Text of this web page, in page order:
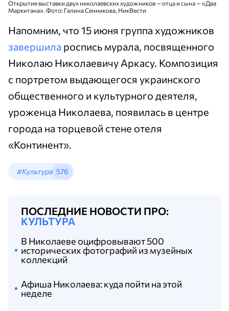
Открытие выставки двух николаевских художников — отца и сына — «Два
Маркитана». Фото: Галина Сенникова, НикВести
Напомним, что 15 июня группа художников
завершила роспись мурала, посвященного
Николаю Николаевичу Аркасу. Композиция
с портретом выдающегося украинского
общественного и культурного деятеля,
уроженца Николаева, появилась в центре
города на торцевой стене отеля
«Континент».
#Культура 576
ПОСЛЕДНИЕ НОВОСТИ ПРО:
КУЛЬТУРА
Афиша Николаева: куда пойти на этой
неделе
В Николаеве оцифровывают 500
исторических фотографий из музейных
коллекций